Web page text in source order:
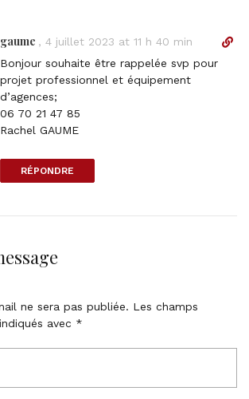
gaume , 4 juillet 2023 at 11 h 40 min
D
Bonjour souhaite être rappelée svp pour
projet professionnel et équipement
d’agences;
06 70 21 47 85
Rachel GAUME
RÉPONDRE
ne sera pas publiée. Les champs
avec *